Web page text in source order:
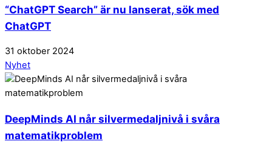
“ChatGPT Search” är nu lanserat, sök med
ChatGPT
31 oktober 2024
Nyhet
DeepMinds AI når silvermedaljnivå i svåra
matematikproblem